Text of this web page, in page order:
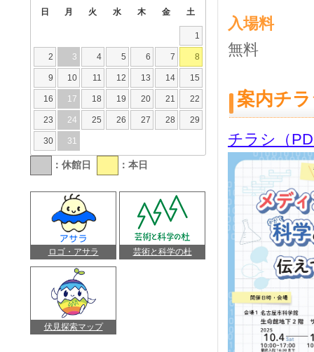
入場料
無料
案内チ
チラシ（
日 月 火 水 木 金 土
1
2 3 4 5 6 7 8
9 10 11 12 13 14 15
16 17 18 19 20 21 22
23 24 25 26 27 28 29
30 31
：休館日 ：本日
ロゴ・アサラ 芸術と科学の杜
伏見探索マップ